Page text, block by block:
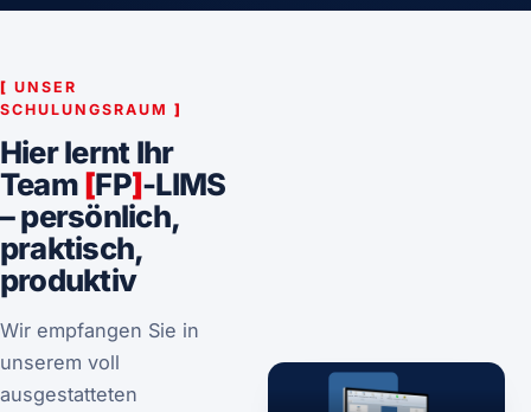
[ UNSER
SCHULUNGSRAUM ]
Hier lernt Ihr
Team[FP]-LIMS
– persönlich,
praktisch,
produktiv
Wir empfangen Sie in
unserem voll
ausgestatteten